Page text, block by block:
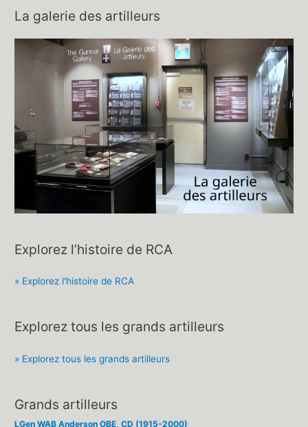
La galerie des artilleurs
Explorez l’histoire de RCA
» Explorez l'histoire de RCA
Explorez tous les grands artilleurs
» Explorez tous les grands artilleurs
Grands artilleurs
LGen WAB Anderson OBE, CD (1915-2000)